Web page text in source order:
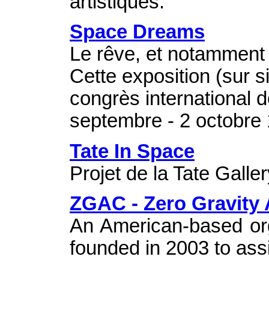
Space Dreams
Le rêve, et
Cette exposition (sur
congrès international
septembre - 2
Tate In Space
Projet de la Tate
ZGAC - Zero
An American-based
founded in 2003 to